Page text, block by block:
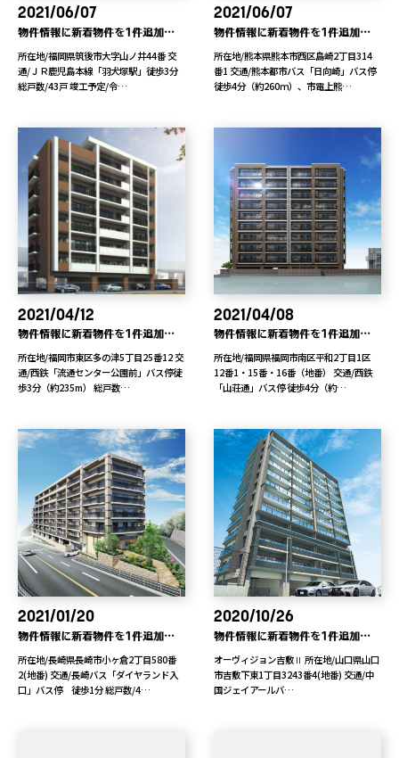
2021/06/07
物件情報に新着物件を1件追加しました
所在地/福岡県筑後市大字山ノ井44番 交
通/ＪＲ鹿児島本線「羽犬塚駅」徒歩3分
総戸数/43戸 竣工予定/令…
2021/06/07
物件情報に新着物件を1件追加しました
所在地/熊本県熊本市西区島崎2丁目314
番1 交通/熊本都市バス「日向崎」バス停
徒歩4分（約260ｍ）、市電上熊…
2021/04/12
物件情報に新着物件を1件追加しました
所在地/福岡市東区多の津5丁目25番12 交
通/西鉄「流通センター公園前」バス停徒
歩3分（約235m） 総戸数…
2021/04/08
物件情報に新着物件を1件追加しました
所在地/福岡県福岡市南区平和2丁目1区
12番1・15番・16番（地番） 交通/西鉄
「山荘通」バス停 徒歩4分（約…
2021/01/20
物件情報に新着物件を1件追加しました
所在地/長崎県長崎市小ヶ倉2丁目580番
2(地番) 交通/長崎バス「ダイヤランド入
口」バス停 徒歩1分 総戸数/4…
2020/10/26
物件情報に新着物件を1件追加しました
オーヴィジョン吉敷Ⅱ 所在地/山口県山口
市吉敷下東1丁目3243番4(地番) 交通/中
国ジェイアールバ…